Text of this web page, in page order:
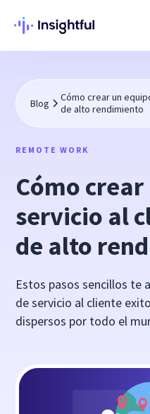
Blog
Cómo crear un
de alto rendimiento
REMOTE WORK
Cómo
servicio al
de alto
Estos pasos sencillos te
de servicio al cliente
dispersos por todo el